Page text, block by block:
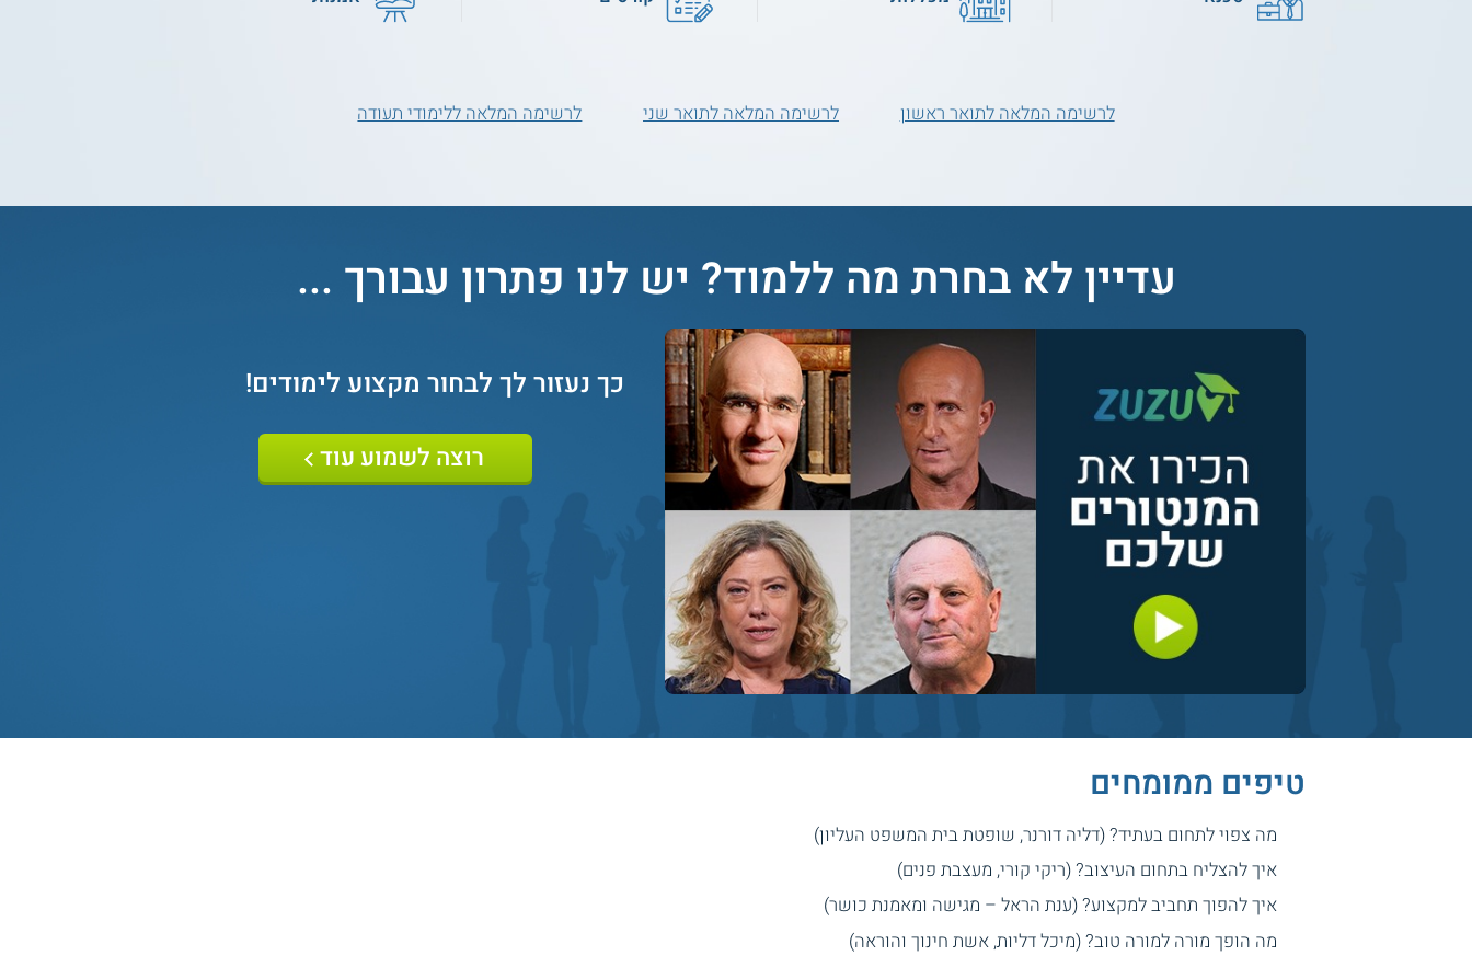
לרשימה המלאה לתואר ראשון לרשימה המלאה לתואר שני לרשימה המלאה ללימודי תעודה
עדיין לא בחרת מה ללמוד? יש לנו פתרון עבורך ...
כך נעזור לך לבחור מקצוע לימודים!
רוצה לשמוע עוד
טיפים ממומחים
מה צפוי לתחום בעתיד? (דליה דורנר, שופטת בית המשפט העליון)
איך להצליח בתחום העיצוב? (ריקי קורי, מעצבת פנים)
איך להפוך תחביב למקצוע? (ענת הראל – מגישה ומאמנת כושר)
מה הופך מורה למורה טוב? (מיכל דליות, אשת חינוך והוראה)